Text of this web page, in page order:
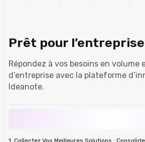
Prêt pour l’entreprise
Répondez à vos besoins en
d’entreprise avec la plateforme
Ideanote.